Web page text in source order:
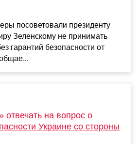
посоветовали президенту
Зеленскому не принимать
гарантий безопасности от
отвечать на вопрос о
Украине со стороны